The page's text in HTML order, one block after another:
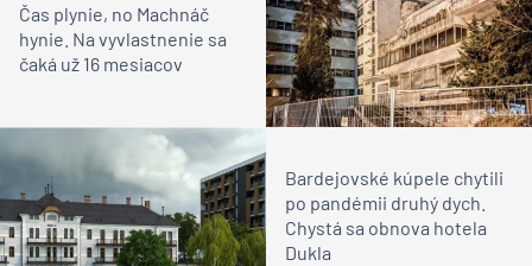
Čas plynie, no Machnáč
hynie. Na vyvlastnenie sa
čaká už 16 mesiacov
Bardejovské kúpele chytili
po pandémii druhý dych.
Chystá sa obnova hotela
Dukla